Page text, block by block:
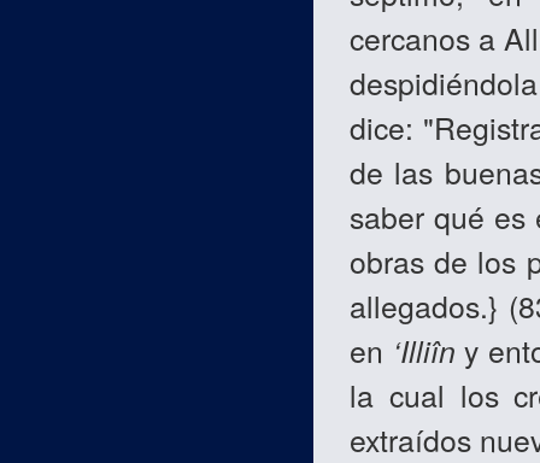
cercanos a
dice:
de las
saber qué es
obras de los
allegados.}
en ‘Illiîn y
la cual los
extraídos